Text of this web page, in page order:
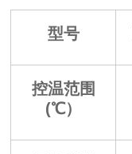
型号
控温范围
(℃）